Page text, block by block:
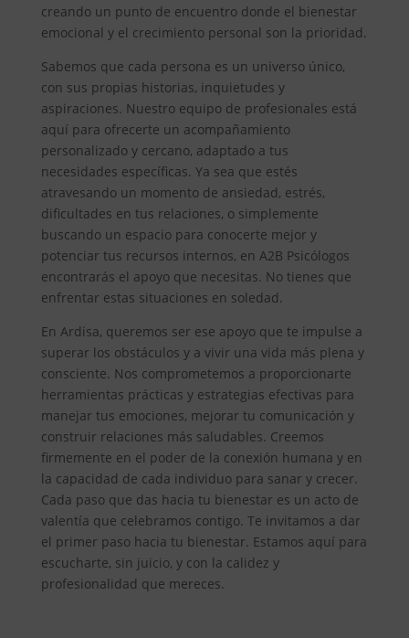
creando un punto de encuentro donde el bienestar
emocional y el crecimiento personal son la prioridad.
Sabemos que cada persona es un universo único,
con sus propias historias, inquietudes y
aspiraciones. Nuestro equipo de profesionales está
aquí para ofrecerte un acompañamiento
personalizado y cercano, adaptado a tus
necesidades específicas. Ya sea que estés
atravesando un momento de ansiedad, estrés,
dificultades en tus relaciones, o simplemente
buscando un espacio para conocerte mejor y
potenciar tus recursos internos, en A2B Psicólogos
encontrarás el apoyo que necesitas. No tienes que
enfrentar estas situaciones en soledad.
En Ardisa, queremos ser ese apoyo que te impulse a
superar los obstáculos y a vivir una vida más plena y
consciente. Nos comprometemos a proporcionarte
herramientas prácticas y estrategias efectivas para
manejar tus emociones, mejorar tu comunicación y
construir relaciones más saludables. Creemos
firmemente en el poder de la conexión humana y en
la capacidad de cada individuo para sanar y crecer.
Cada paso que das hacia tu bienestar es un acto de
valentía que celebramos contigo. Te invitamos a dar
el primer paso hacia tu bienestar. Estamos aquí para
escucharte, sin juicio, y con la calidez y
profesionalidad que mereces.